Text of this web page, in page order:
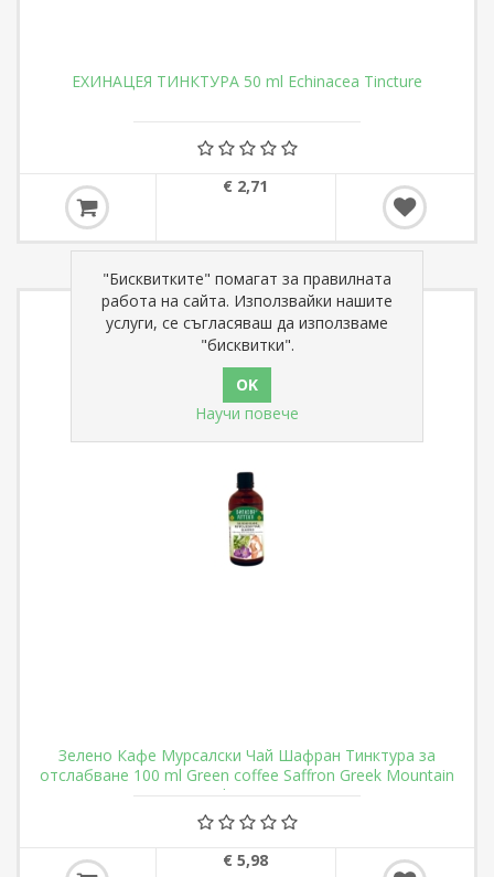
ЕХИНАЦЕЯ ТИНКТУРА 50 ml Echinacea Tincture
€ 2,71
Зелено Кафе Мурсалски Чай Шафран Тинктура за
отслабване 100 ml Green coffee Saffron Greek Mountain
Tea Weight Loss Tincture
€ 5,98
"Бисквитките" помагат за правилната
работа на сайта. Използвайки нашите
услуги, се съгласяваш да използваме
"бисквитки".
Научи повече